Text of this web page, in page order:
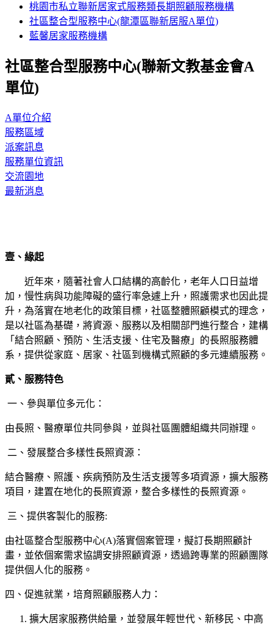
桃園市私立聯新居家式服務類長期照顧服務機構
社區整合型服務中心(龍潭區聯新居服A單位)
藍馨居家服務機構
社區整合型服務中心(聯新文教基金會A
單位)
A單位介紹
服務區域
派案訊息
服務單位資訊
交流園地
最新消息
壹、緣起
近年來，隨著社會人口結構的高齡化，老年人口日益增
加，慢性病與功能障礙的盛行率急遽上升，照護需求也因此提
升，為落實在地老化的政策目標，社區整體照顧模式的理念，
是以社區為基礎，將資源、服務以及相關部門進行整合，建構
「結合照顧、預防、生活支援、住宅及醫療」的長照服務體
系，提供從家庭、居家、社區到機構式照顧的多元連續服務。
貳、服務特色
一、參與單位多元化：
由長照、醫療單位共同參與，並與社區團體組織共同辦理。
二、發展整合多樣性長照資源：
結合醫療、照護、疾病預防及生活支援等多項資源，擴大服務
項目，建置在地化的長照資源，整合多樣性的長照資源。
三、提供客製化的服務:
由社區整合型服務中心(A)落實個案管理，擬訂長期照顧計
畫，並依個案需求協調安排照顧資源，透過跨專業的照顧團隊
提供個人化的服務。
四、促進就業，培育照顧服務人力：
擴大居家服務供給量，並發展年輕世代、新移民、中高